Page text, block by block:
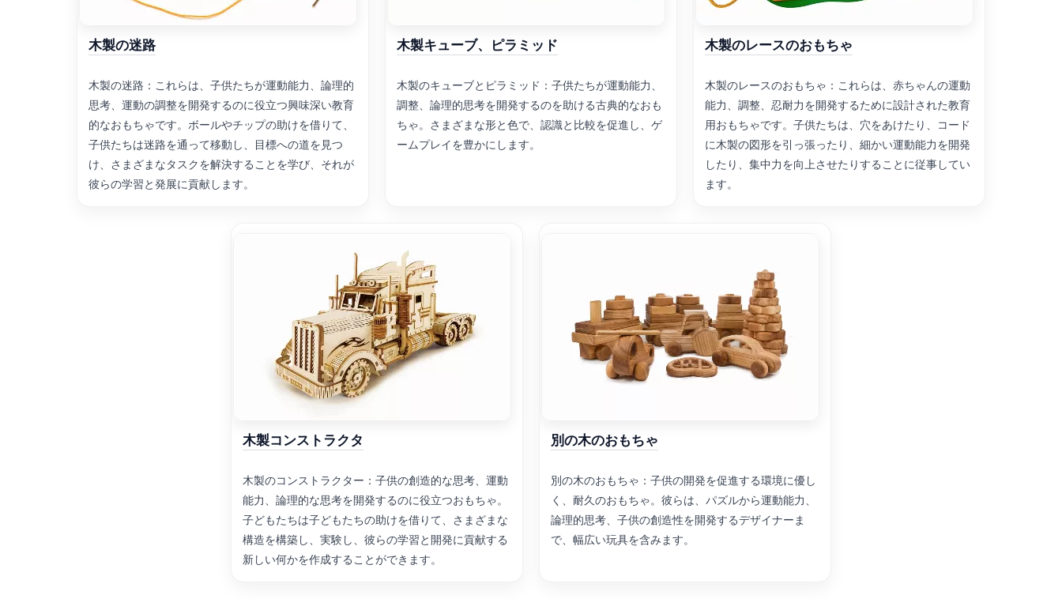
木製の迷路
木製の迷路：これらは、子供たちが運動能力、論理的
思考、運動の調整を開発するのに役立つ興味深い教育
的なおもちゃです。ボールやチップの助けを借りて、
子供たちは迷路を通って移動し、目標への道を見つ
け、さまざまなタスクを解決することを学び、それが
彼らの学習と発展に貢献します。
木製キューブ、ピラミッド
木製のキューブとピラミッド：子供たちが運動能力、
調整、論理的思考を開発するのを助ける古典的なおも
ちゃ。さまざまな形と色で、認識と比較を促進し、ゲ
ームプレイを豊かにします。
木製のレースのおもちゃ
木製のレースのおもちゃ：これらは、赤ちゃんの運動
能力、調整、忍耐力を開発するために設計された教育
用おもちゃです。子供たちは、穴をあけたり、コード
に木製の図形を引っ張ったり、細かい運動能力を開発
したり、集中力を向上させたりすることに従事してい
ます。
木製コンストラクタ
木製のコンストラクター：子供の創造的な思考、運動
能力、論理的な思考を開発するのに役立つおもちゃ。
子どもたちは子どもたちの助けを借りて、さまざまな
構造を構築し、実験し、彼らの学習と開発に貢献する
新しい何かを作成することができます。
別の木のおもちゃ
別の木のおもちゃ：子供の開発を促進する環境に優し
く、耐久のおもちゃ。彼らは、パズルから運動能力、
論理的思考、子供の創造性を開発するデザイナーま
で、幅広い玩具を含みます。